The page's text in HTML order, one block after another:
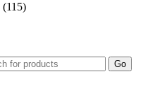
(115)
Go